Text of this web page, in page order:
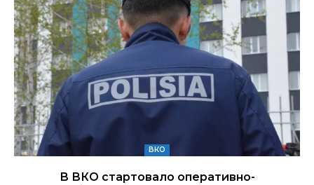
ВКО
В ВКО стартовало оперативно-